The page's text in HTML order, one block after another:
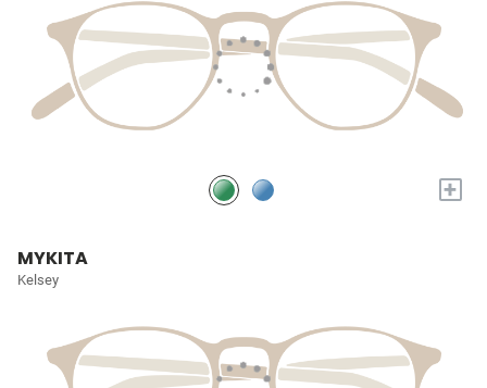
+
MYKITA
Kelsey